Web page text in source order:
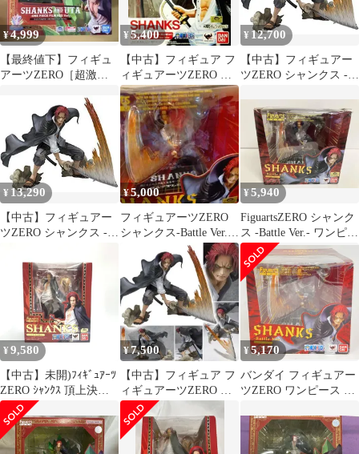
¥4,999
【最終値下】フィギュ
アーツZERO［超激
¥5,400
【中古】フィギュア フ
ィギュアーツZERO シ
ャンクス(頂上決戦Ver.)
Special Color Edition
「ワンピース」 魂ウェ
ブ商店限定
¥ 12,700
【中古】フィギュアー
ツZERO シャンクス -
¥ 13,290
【中古】フィギュアー
ツZERO シャンクス -
¥5,000
フィギュアーツZERO
シャンクス-Battle Ver.-
「ワンピース」
¥5,940
FiguartsZERO シャンク
ス -Battle Ver.- ワンピｰ
ス/S.H.Figuarts
¥9,580
【中古】未開)ﾌｨｷﾞｭｱｰﾂ
ZERO ｼｬﾝｸｽ 頂上決戦
Ver[18]
¥7,500
【中古】フィギュア フ
ィギュアーツZERO シ
ャンクス-Battle Ver.-
「ワンピース」
¥5,170
バンダイ フィギュアー
ツZERO ワンピース シ
PVC